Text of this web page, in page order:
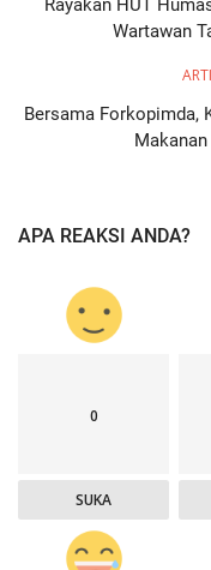
Rayakan HUT
Wartawan
Bersama Forkopimda,
APA REAKSI ANDA?
0
SUKA